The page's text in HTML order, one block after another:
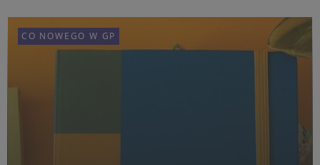
o osobach, które mają pomysł na siebie, ale potr...
CO NOWEGO W GP
CO NOWEGO W GP
CO NOWEGO W GP